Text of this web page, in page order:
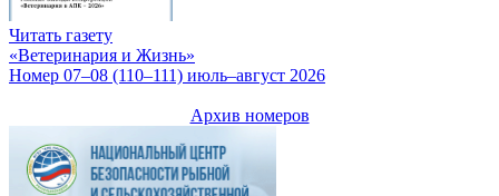
Читать газету
«Ветеринария и Жизнь»
Номер 07–08 (110–111) июль–август 2026
Архив номеров